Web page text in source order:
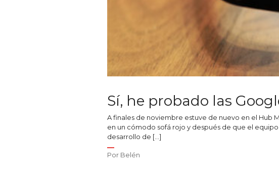
Sí, he probado las
A finales de noviembre estuve de nuevo en el Hub
en un cómodo sofá rojo y después de que el
desarrollo de […]
Por Belén